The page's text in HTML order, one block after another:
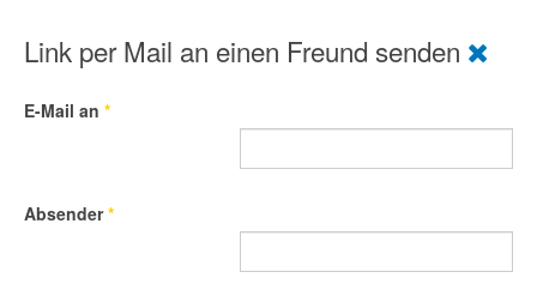
Link per Mail an einen Freund senden
E-Mail an *
Absender*